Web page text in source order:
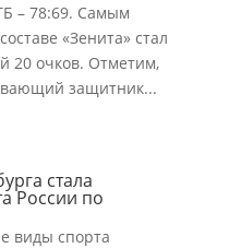
– 78:69. Самым
«Зенита» стал
20 очков. Отметим,
защитник...
стала
России по
виды спорта